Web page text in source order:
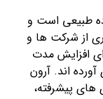
طبیعی است و
از شرکت ها و
افزایش مدت
اند. آرون
های پیشرفته،